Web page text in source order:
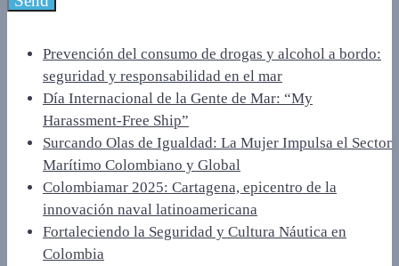
Prevención del consumo de drogas y alcohol a bordo:
seguridad y responsabilidad en el mar
Día Internacional de la Gente de Mar: “My
Harassment‑Free Ship”
Surcando Olas de Igualdad: La Mujer Impulsa el Sector
Marítimo Colombiano y Global
Colombiamar 2025: Cartagena, epicentro de la
innovación naval latinoamericana
Fortaleciendo la Seguridad y Cultura Náutica en
Colombia